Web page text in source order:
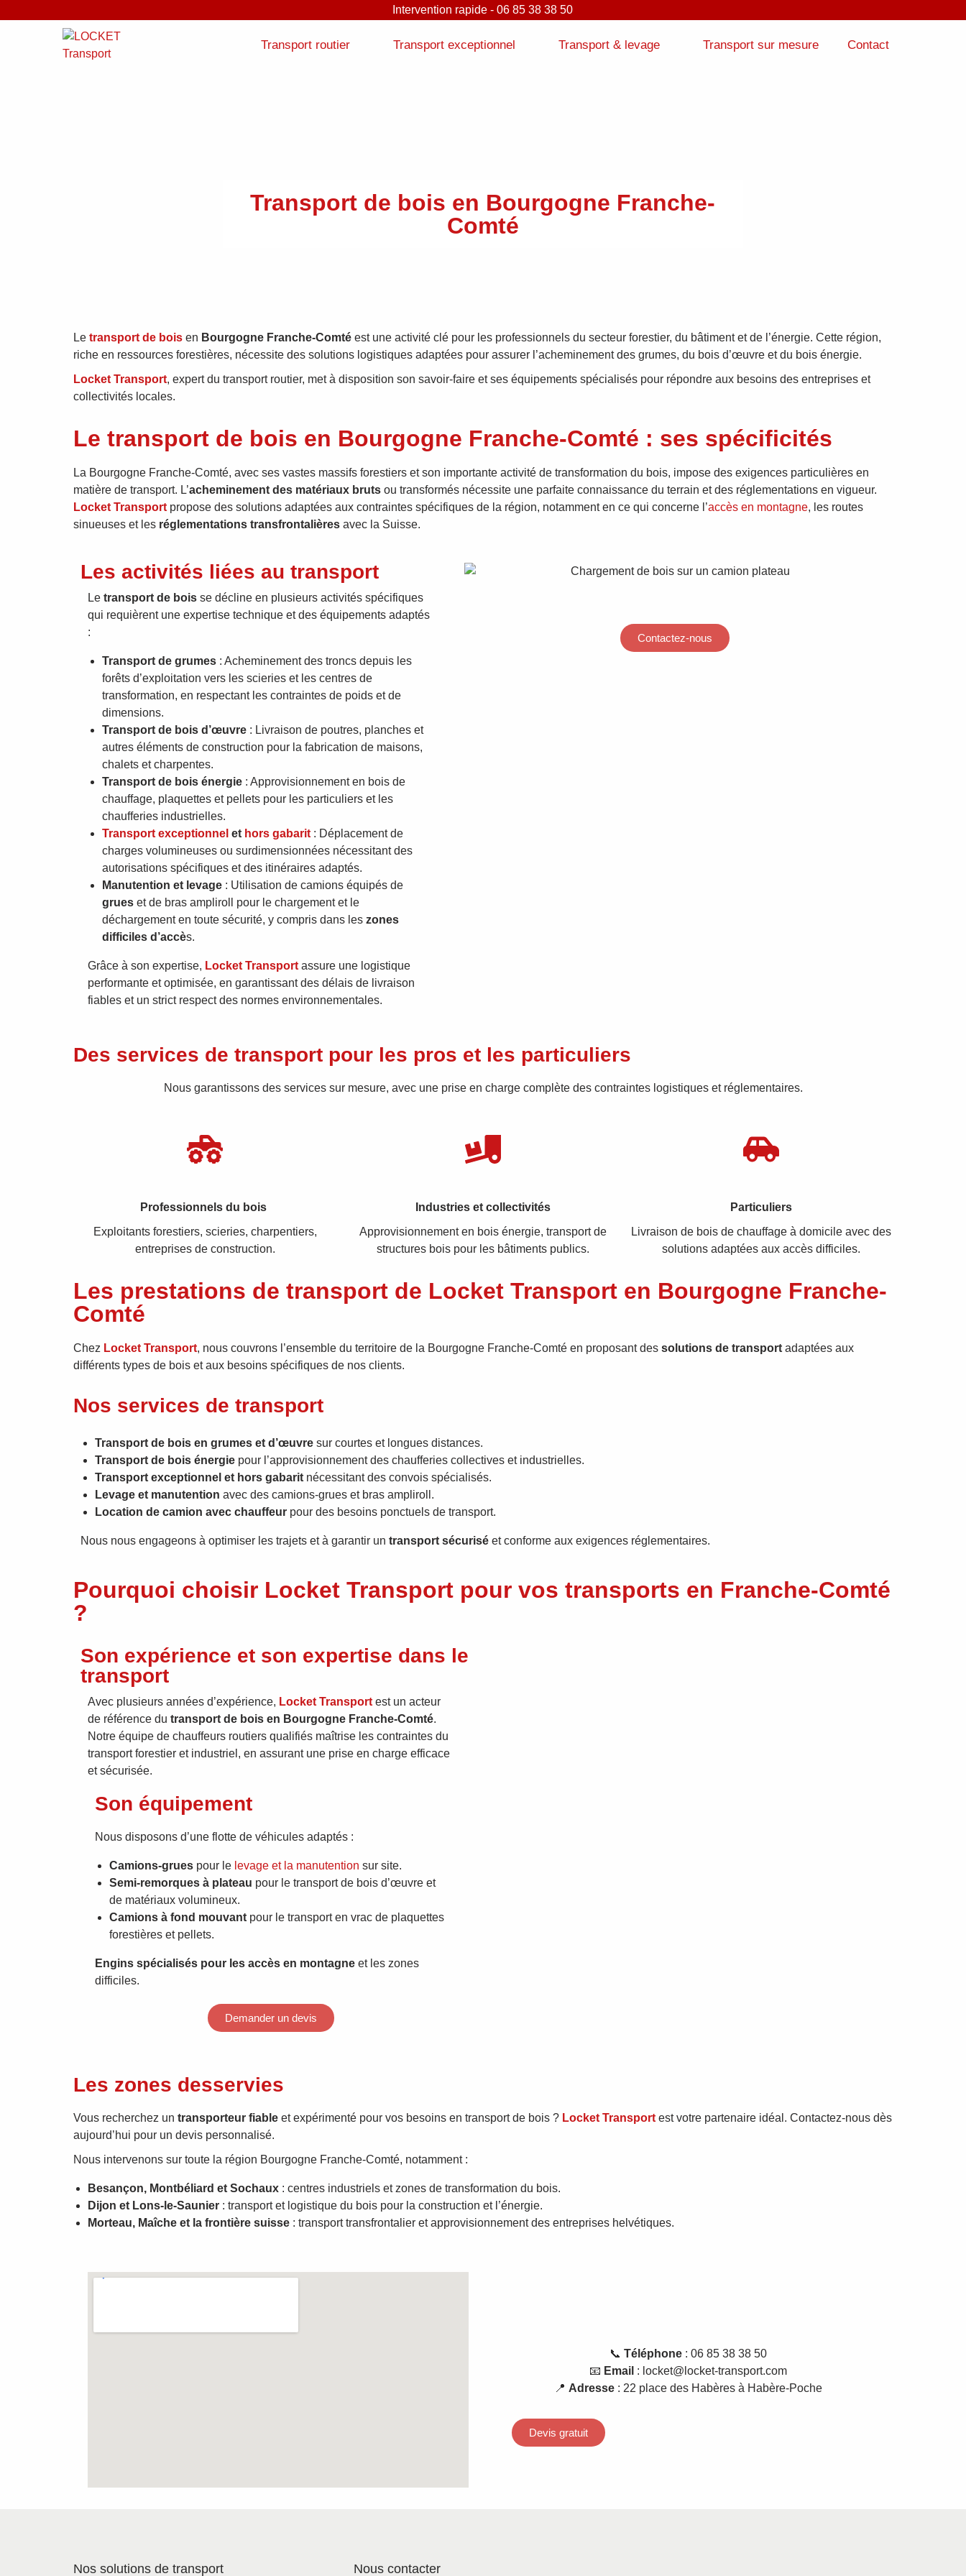
Intervention rapide - 06 85 38 38 50
Transport routier Transport exceptionnel Transport & levage Transport sur mesure Contact
Transport de bois en Bourgogne Franche-
Comté
Le transport de bois en Bourgogne Franche-Comté est une activité clé pour les professionnels du secteur forestier, du bâtiment et de l’énergie. Cette région,
riche en ressources forestières, nécessite des solutions logistiques adaptées pour assurer l’acheminement des grumes, du bois d’œuvre et du bois énergie.
Locket Transport, expert du transport routier, met à disposition son savoir-faire et ses équipements spécialisés pour répondre aux besoins des entreprises et
collectivités locales.
Le transport de bois en Bourgogne Franche-Comté : ses spécificités
La Bourgogne Franche-Comté, avec ses vastes massifs forestiers et son importante activité de transformation du bois, impose des exigences particulières en
matière de transport. L’acheminement des matériaux bruts ou transformés nécessite une parfaite connaissance du terrain et des réglementations en vigueur.
Locket Transport propose des solutions adaptées aux contraintes spécifiques de la région, notamment en ce qui concerne l’accès en montagne, les routes
sinueuses et les réglementations transfrontalières avec la Suisse.
Les activités liées au transport
Le transport de bois se décline en plusieurs activités spécifiques
qui requièrent une expertise technique et des équipements adaptés
:
Transport de grumes : Acheminement des troncs depuis les
forêts d’exploitation vers les scieries et les centres de
transformation, en respectant les contraintes de poids et de
dimensions.
Transport de bois d’œuvre : Livraison de poutres, planches et
autres éléments de construction pour la fabrication de maisons,
chalets et charpentes.
Transport de bois énergie : Approvisionnement en bois de
chauffage, plaquettes et pellets pour les particuliers et les
chaufferies industrielles.
Transport exceptionnel et hors gabarit : Déplacement de
charges volumineuses ou surdimensionnées nécessitant des
autorisations spécifiques et des itinéraires adaptés.
Manutention et levage : Utilisation de camions équipés de
grues et de bras ampliroll pour le chargement et le
déchargement en toute sécurité, y compris dans les zones
difficiles d’accès.
Grâce à son expertise, Locket Transport assure une logistique
performante et optimisée, en garantissant des délais de livraison
fiables et un strict respect des normes environnementales.
Contactez-nous
Des services de transport pour les pros et les particuliers
Nous garantissons des services sur mesure, avec une prise en charge complète des contraintes logistiques et réglementaires.
Professionnels du bois
Exploitants forestiers, scieries, charpentiers,
entreprises de construction.
Industries et collectivités
Approvisionnement en bois énergie, transport de
structures bois pour les bâtiments publics.
Particuliers
Livraison de bois de chauffage à domicile avec des
solutions adaptées aux accès difficiles.
Les prestations de transport de Locket Transport en Bourgogne Franche-
Comté
Chez Locket Transport, nous couvrons l’ensemble du territoire de la Bourgogne Franche-Comté en proposant des solutions de transport adaptées aux
différents types de bois et aux besoins spécifiques de nos clients.
Nos services de transport
Transport de bois en grumes et d’œuvre sur courtes et longues distances.
Transport de bois énergie pour l’approvisionnement des chaufferies collectives et industrielles.
Transport exceptionnel et hors gabarit nécessitant des convois spécialisés.
Levage et manutention avec des camions-grues et bras ampliroll.
Location de camion avec chauffeur pour des besoins ponctuels de transport.
Nous nous engageons à optimiser les trajets et à garantir un transport sécurisé et conforme aux exigences réglementaires.
Pourquoi choisir Locket Transport pour vos transports en Franche-Comté
?
Son expérience et son expertise dans le
transport
Avec plusieurs années d’expérience, Locket Transport est un acteur
de référence du transport de bois en Bourgogne Franche-Comté.
Notre équipe de chauffeurs routiers qualifiés maîtrise les contraintes du
transport forestier et industriel, en assurant une prise en charge efficace
et sécurisée.
Son équipement
Nous disposons d’une flotte de véhicules adaptés :
Camions-grues pour le levage et la manutention sur site.
Semi-remorques à plateau pour le transport de bois d’œuvre et
de matériaux volumineux.
Camions à fond mouvant pour le transport en vrac de plaquettes
forestières et pellets.
Engins spécialisés pour les accès en montagne et les zones
difficiles.
Demander un devis
Les zones desservies
Vous recherchez un transporteur fiable et expérimenté pour vos besoins en transport de bois ? Locket Transport est votre partenaire idéal. Contactez-nous dès
aujourd’hui pour un devis personnalisé.
Nous intervenons sur toute la région Bourgogne Franche-Comté, notamment :
Besançon, Montbéliard et Sochaux : centres industriels et zones de transformation du bois.
Dijon et Lons-le-Saunier : transport et logistique du bois pour la construction et l’énergie.
Morteau, Maîche et la frontière suisse : transport transfrontalier et approvisionnement des entreprises helvétiques.
📞 Téléphone: 06 85 38 38 50
📧 Email : locket@locket-transport.com
📍 Adresse: 22 place des Habères à Habère-Poche
Devis gratuit
Nos solutions de transport Nous contacter